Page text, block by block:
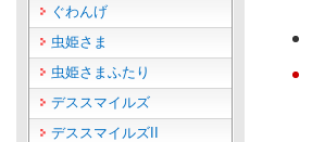
ぐわんげ
虫姫さま
虫姫さまふたり
デススマイルズ
デススマイルズII